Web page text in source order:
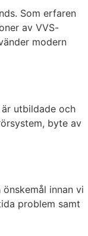
Som erfaren
av VVS-
modern
utbildade och
byte av
innan vi
problem samt